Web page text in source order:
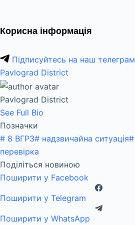
Корисна інформація
Підписуйтесь на наш
Pavlograd District
Pavlograd District
See Full Bio
Позначки
# 8 ВГРЗ# надзвичайна ситуація#
перевірка
Поділіться новиною
Поширити у Facebook
Поширити у Telegram
Поширити у WhatsApp